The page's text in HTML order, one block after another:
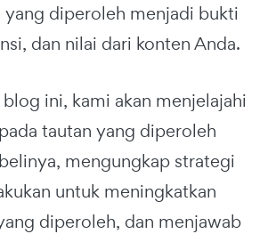
yang diperoleh menjadi bukti
dan nilai dari konten Anda.
ini, kami akan menjelajahi
tautan yang diperoleh
mengungkap strategi
untuk meningkatkan
diperoleh, dan menjawab